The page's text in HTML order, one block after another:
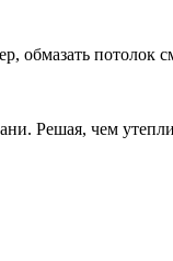
обмазать потолок
Решая, чем